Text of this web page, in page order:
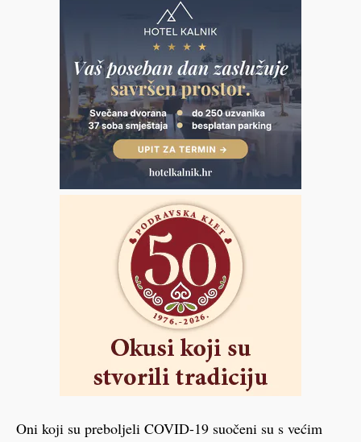
Oni koji su preboljeli COVID-19 suočeni su s većim